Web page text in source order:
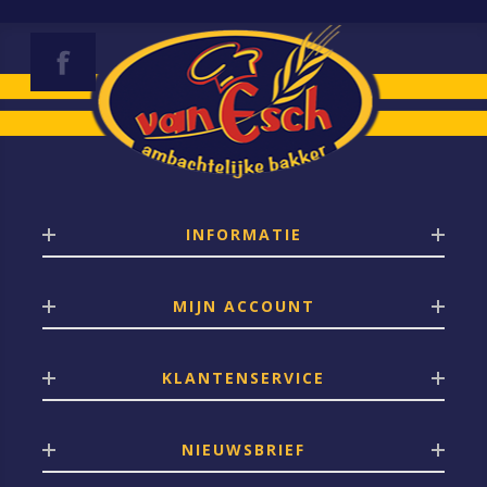
INFORMATIE
MIJN ACCOUNT
KLANTENSERVICE
NIEUWSBRIEF